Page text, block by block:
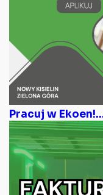
Pracuj w